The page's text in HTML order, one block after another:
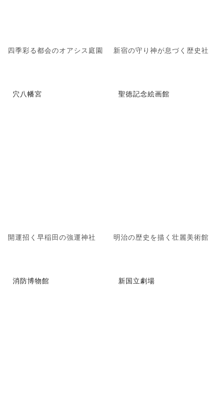
四季彩る都会のオアシス庭園 新宿の守り神が息づく歴史社
穴八幡宮
開運招く早稲田の強運神社
聖徳記念絵画館
明治の歴史を描く壮麗美術館
消防博物館 新国立劇場